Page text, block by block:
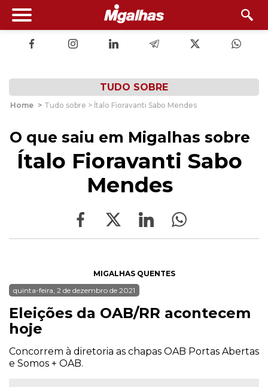
TUDO SOBRE
Home > Tudo sobre > Ítalo Fioravanti Sabo Mendes
O que saiu em Migalhas sobre
Ítalo Fioravanti Sabo
Mendes
MIGALHAS QUENTES
quinta-feira, 2 de dezembro de 2021
Eleições da OAB/RR acontecem
hoje
Concorrem à diretoria as chapas OAB Portas Abertas
e Somos + OAB.